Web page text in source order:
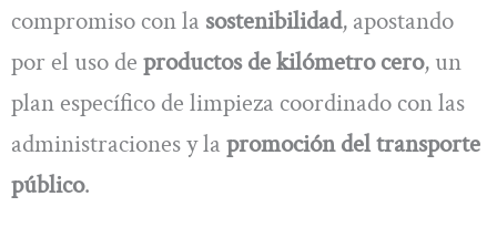
compromiso con la sostenibilidad, apostando
por el uso de productos de kilómetro cero, un
plan específico de limpieza coordinado con las
administraciones y la promoción del transporte
público.